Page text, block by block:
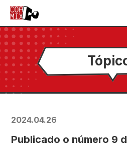
2024.04.26
Publicado o número 9